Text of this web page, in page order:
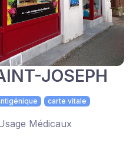
JOSEPH
carte vitale
Médicaux